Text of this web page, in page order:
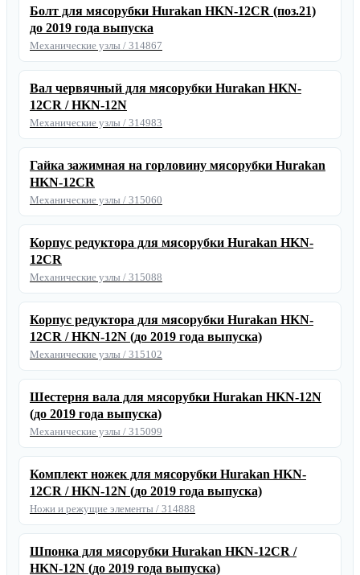
Болт для мясорубки Hurakan HKN-12CR (поз.21)
до 2019 года выпуска
Механические узлы / 314867
Вал червячный для мясорубки Hurakan HKN-
12CR / HKN-12N
Механические узлы / 314983
Гайка зажимная на горловину мясорубки Hurakan
HKN-12CR
Механические узлы / 315060
Корпус редуктора для мясорубки Hurakan HKN-
12CR
Механические узлы / 315088
Корпус редуктора для мясорубки Hurakan HKN-
12CR / HKN-12N (до 2019 года выпуска)
Механические узлы / 315102
Шестерня вала для мясорубки Hurakan HKN-12N
(до 2019 года выпуска)
Механические узлы / 315099
Комплект ножек для мясорубки Hurakan HKN-
12CR / HKN-12N (до 2019 года выпуска)
Ножи и режущие элементы / 314888
Шпонка для мясорубки Hurakan HKN-12CR /
HKN-12N (до 2019 года выпуска)